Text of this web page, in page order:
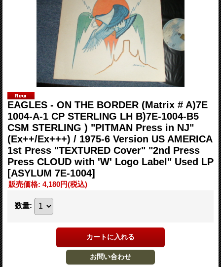
EAGLES - ON THE BORDER (Matrix # A)7E
1004-A-1 CP STERLING LH B)7E-1004-B5
CSM STERLING ) "PITMAN Press in NJ"
(Ex++/Ex+++) / 1975-6 Version US AMERICA
1st Press "TEXTURED Cover" "2nd Press
Press CLOUD with 'W' Logo Label" Used LP
[ASYLUM 7E-1004]
販売価格: 4,180円(税込)
数量: